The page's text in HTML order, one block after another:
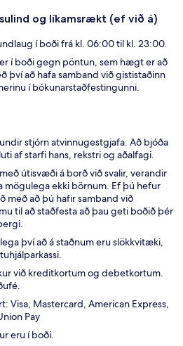
og líkamsrækt (ef við á)
í boði frá kl. 06:00 til kl. 23:00.
í boði gegn pöntun, sem hægt er að
því að hafa samband við gististaðinn
í bókunarstaðfestingunni.
stjórn atvinnugestgjafa. Að bjóða
af starfi hans, rekstri og aðalfagi.
útisvæði á borð við svalir, verandir
mögulega ekki börnum. Ef þú hefur
með að þú hafir samband við
til að staðfesta að þau geti boðið þér
því að á staðnum eru slökkvitæki,
við kreditkortum og debetkortum.
Visa, Mastercard, American Express,
Pay
eru í boði.